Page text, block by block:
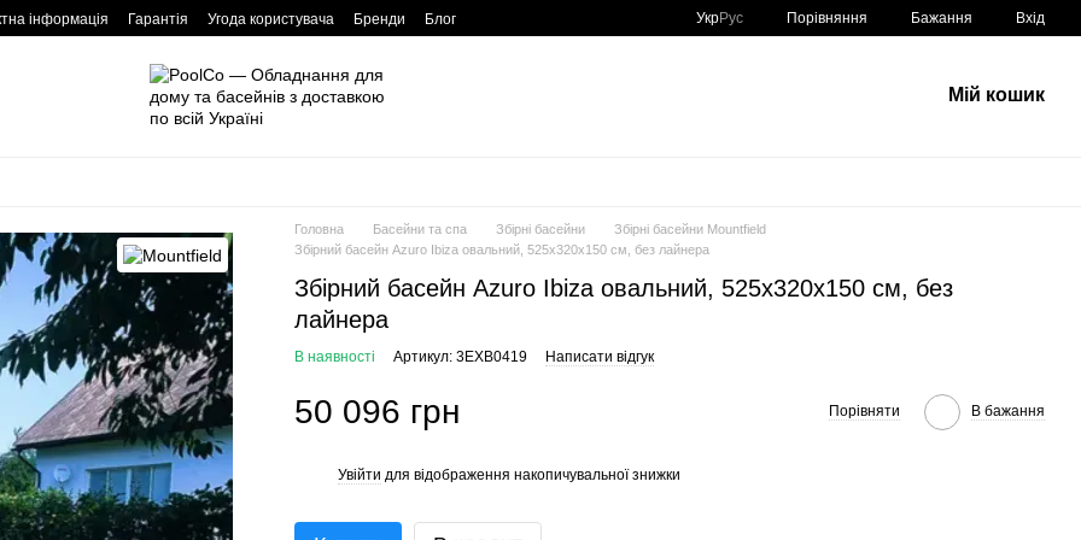
інформація Гарантія Угода користувача Бренди Блог УкрРус Порівняння Бажання Вхід
Мій кошик
Головна Басейни та спа Збірні басейни
Збірні басейни Mountfield
Збірний басейн Azuro Ibiza овальний, 525x320x150 см, без лайнера
Збірний басейн Azuro Ibiza овальний, 525x320x150 см, без
лайнера
В наявності Артикул: 3EXB0419 Написати відгук
50 096 грн Порівняти В бажання
Увійти для відображення накопичувальної знижки